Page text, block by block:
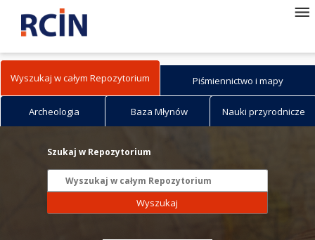
Wyszukaj w całym Repozytorium Piśmiennictwo i mapy
Archeologia Baza Młynów Nauki przyrodnicze
Szukaj w Repozytorium
Wyszukaj